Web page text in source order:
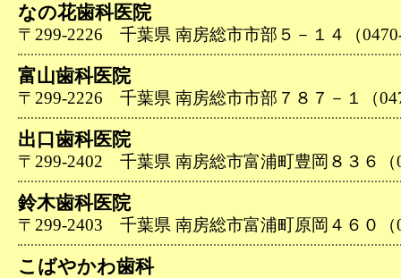
なの花歯科医院
〒299-2226 千葉県 南房総市市部５－１４（
富山歯科医院
〒299-2226 千葉県 南房総市市部７８７－１（
出口歯科医院
〒299-2402 千葉県 南房総市富浦町豊岡８３６（
鈴木歯科医院
〒299-2403 千葉県 南房総市富浦町原岡４６０（
こばやかわ歯科